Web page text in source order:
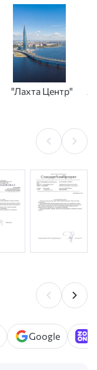
"Лахта Центр"
Google